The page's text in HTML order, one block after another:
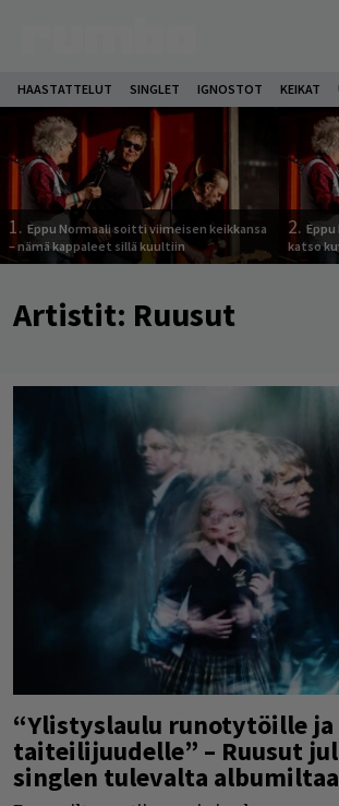
HAASTATTELUT SINGLET IGNOSTOT KEIKAT
1. Eppu Normaali soitti viimeisen keikkansa
– nämä kappaleet sillä kuultiin
2.
katso
Artistit: Ruusut
“Ylistyslaulu runotytöille
taiteilijuudelle” – Ruusut
singlen tulevalta